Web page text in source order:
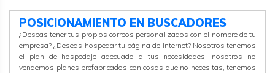
POSICIONAMIENTO EN BUSCADORES
¿Deseas tener tus propios correos personalizados con el nombre de tu
empresa? ¿Deseas hospedar tu página de Internet? Nosotros tenemos
el plan de hospedaje adecuado a tus necesidades, nosotros no
vendemos planes prefabricados con cosas que no necesitas, tenemos